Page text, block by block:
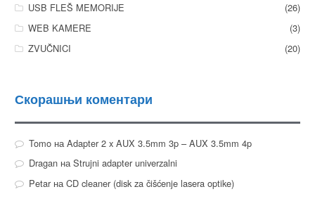
USB FLEŠ MEMORIJE
(26)
WEB KAMERE
(3)
ZVUČNICI
(20)
Скорашњи коментари
Tomoна Adapter 2 x AUX 3.5mm 3p – AUX 3.5mm 4p
DraganнаStrujni adapter univerzalni
PetarнаCD cleaner (disk za čišćenje lasera optike)